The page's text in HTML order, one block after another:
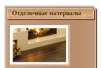
Отделочные материалы